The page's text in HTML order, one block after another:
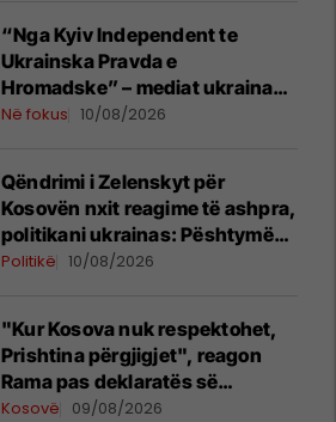
“Nga Kyiv Independent te
Ukrainska Pravda e
Hromadske” – mediat ukrainase
shkruajnë për reagimin e
Në fokus 10/08/2026
Qëndrimi i Zelenskyt për
Kosovën nxit reagime të ashpra,
politikani ukrainas: Pështymë
në fytyrën e një vendi mik
Politikë 10/08/2026
"Kur Kosova nuk respektohet,
Prishtina përgjigjet", reagon
Rama pas deklaratës së
Zelenskyt në Beograd
Kosovë 09/08/2026